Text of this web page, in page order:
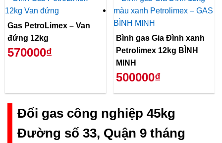
Gas PetroLimex – Van
đứng 12kg
570000₫
Bình gas Gia Đình xanh
Petrolimex 12kg BÌNH
MINH
500000₫
Đổi gas công nghiệp 45kg
Đường số 33, Quận 9 tháng